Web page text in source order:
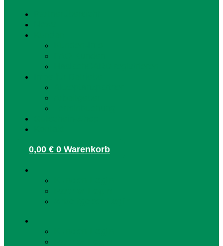
0,00 € 0 Warenkorb